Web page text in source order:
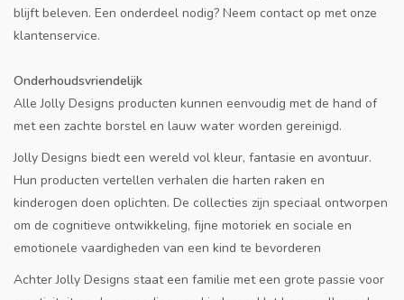
Blog
blijft beleven. Een onderdeel nodig? Neem contact op met onze
klantenservice.
Onderhoudsvriendelijk
Alle Jolly Designs producten kunnen eenvoudig met de hand of
met een zachte borstel en lauw water worden gereinigd.
Jolly Designs biedt een wereld vol kleur, fantasie en avontuur.
Hun producten vertellen verhalen die harten raken en
kinderogen doen oplichten. De collecties zijn speciaal ontworpen
om de cognitieve ontwikkeling, fijne motoriek en sociale en
emotionele vaardigheden van een kind te bevorderen
Achter Jolly Designs staat ​een familie met een grote passie voor